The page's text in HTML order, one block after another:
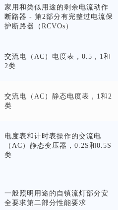
家用和类似用途的剩余电流动作
断路器 - 第2部分有完整过电流保
护断路器（RCVOs）
交流电（ AC）电度表，0.5，1和
2类
交流电（ AC）静态电度表，1和2
类
电度表和计时表操作的交流电
（ AC）静态变压器，0.2S和0.5S
类
一般照明用途的自镇流灯部分安
全要求第二部分性能要求